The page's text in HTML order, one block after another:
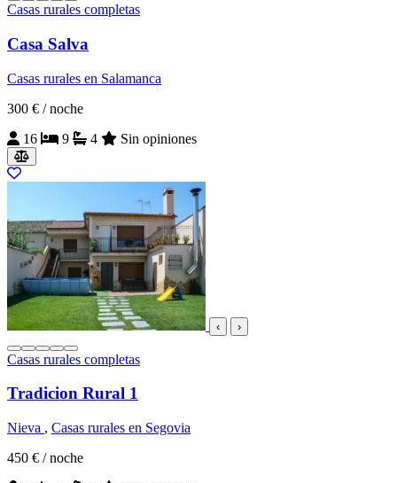
Casas rurales completas
Casa Salva
Casas rurales en Salamanca
300 € / noche
16
9 4 Sin opiniones
‹ ›
Casas rurales completas
Tradicion Rural 1
Nieva , Casas rurales en Segovia
450 € / noche